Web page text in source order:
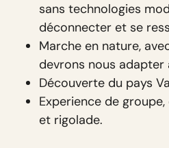
sans technologies
déconnecter et se
Marche en nature,
devrons nous adapter
Découverte du pays
Experience de
et rigolade.